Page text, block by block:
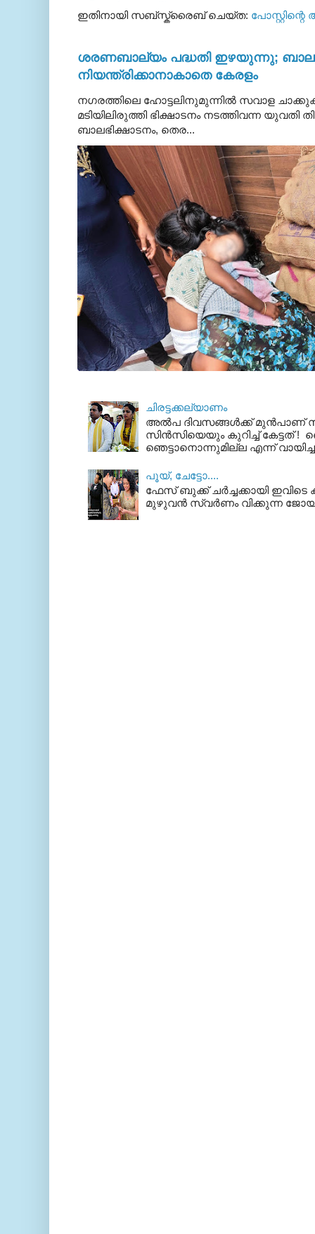
ഇതിനായി സബ്‌സ്ക്രൈബ് ചെയ്ത:
ശരണബാല്യം പദ്ധതി ഇഴയുന്നു;
നിയന്ത്രിക്കാനാകാതെ കേരളം
നഗരത്തിലെ ഹോട്ടലിനുമുന്നിൽ സവാള
മടിയിലിരുത്തി ഭിക്ഷാടനം നടത്തിവന്ന
ബാലഭിക്ഷാടനം, തെര...
ചിരട്ടക്കല്യാണം
അല്‍പ ദിവസങ്ങള്‍ക്ക് മുന്‍പാണ്
സിന്‍സിയെയും കുറിച്ച് കേട്ടത് !
ഞെട്ടാനൊന്നുമില്ല എന്ന്
പൂയ്‌, ചേട്ടോ....
ഫേസ് ബുക്ക്‌ ചര്‍ച്ചക്കായി
മുഴുവന്‍ സ്വര്‍ണം വിക്കുന്ന